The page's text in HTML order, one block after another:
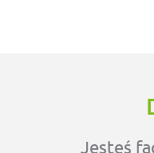
Jesteś